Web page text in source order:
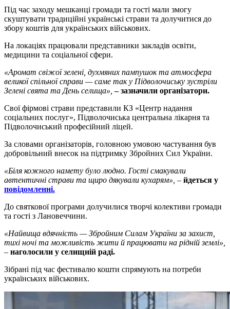
Під час заходу мешканці громади та гості мали змогу
скуштувати традиційні українські страви та долучитися до
збору коштів для українських військових.
На локаціях працювали представники закладів освіти,
медицини та соціальної сфери.
«Аромат свіжої зелені, духмяних пампушок та атмосфера
великої спільної справи — саме так у Підволочиську зустріли
Зелені свята та День селища», – зазначили організатори.
Свої фірмові страви представили КЗ «Центр надання
соціальних послуг», Підволочиська центральна лікарня та
Підволочиський професійний ліцей.
За словами організаторів, головною умовою частування був
добровільний внесок на підтримку Збройних Сил України.
«Біля кожного намету було людно. Гості смакували
автентичні страви та щиро дякували кухарям», – йдеться у
повідомленні.
До святкової програми долучилися творчі колективи громади
та гості з Лановеччини.
«Найвища вдячність — Збройним Силам України за захист,
тихі ночі та можливість жити й працювати на рідній землі»,
– наголосили у селищній раді.
Зібрані під час фестивалю кошти спрямують на потреби
українських військових.